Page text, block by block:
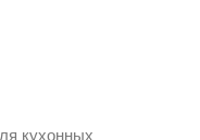
кухонных